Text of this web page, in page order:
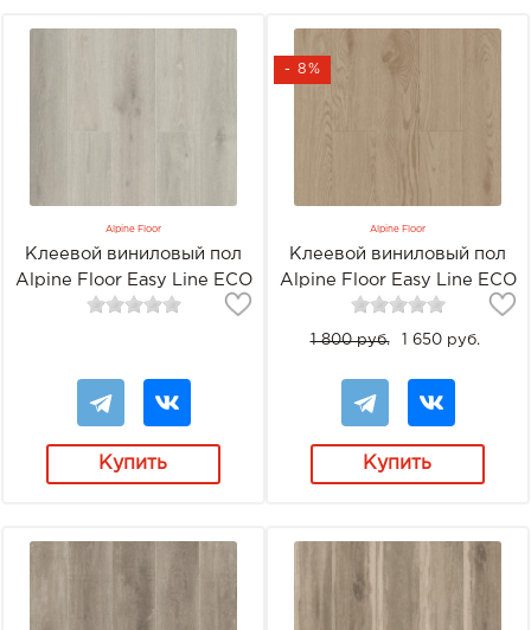
Alpine Floor
Клеевой виниловый пол
Alpine Floor Easy Line ECO
3-16 Дуб пепельный
Купить
- 8%
Alpine Floor
Клеевой виниловый пол
Alpine Floor Easy Line ECO
3-4 Дуб Ваниль
1 800 руб. 1 650 руб.
Купить